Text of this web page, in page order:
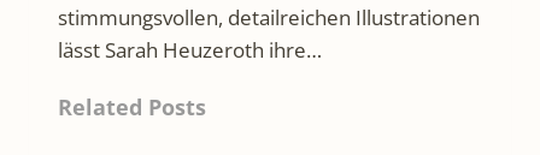
stimmungsvollen, detailreichen Illustrationen
lässt Sarah Heuzeroth ihre…
Related Posts